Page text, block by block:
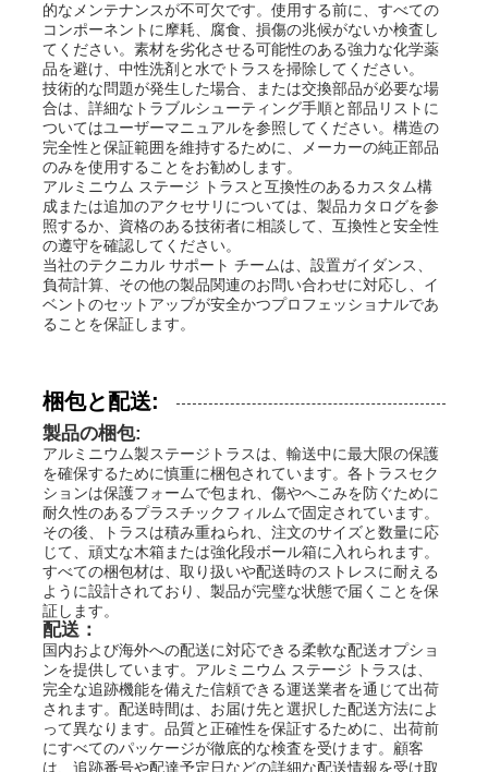
的なメンテナンスが不可欠です。使用する前に、すべての
コンポーネントに摩耗、腐食、損傷の兆候がないか検査し
てください。素材を劣化させる可能性のある強力な化学薬
品を避け、中性洗剤と水でトラスを掃除してください。
技術的な問題が発生した場合、または交換部品が必要な場
合は、詳細なトラブルシューティング手順と部品リストに
ついてはユーザーマニュアルを参照してください。構造の
完全性と保証範囲を維持するために、メーカーの純正部品
のみを使用することをお勧めします。
アルミニウム ステージ トラスと互換性のあるカスタム構
成または追加のアクセサリについては、製品カタログを参
照するか、資格のある技術者に相談して、互換性と安全性
の遵守を確認してください。
当社のテクニカル サポート チームは、設置ガイダンス、
負荷計算、その他の製品関連のお問い合わせに対応し、イ
ベントのセットアップが安全かつプロフェッショナルであ
ることを保証します。
梱包と配送:
製品の梱包:
アルミニウム製ステージトラスは、輸送中に最大限の保護
を確保するために慎重に梱包されています。各トラスセク
ションは保護フォームで包まれ、傷やへこみを防ぐために
耐久性のあるプラスチックフィルムで固定されています。
その後、トラスは積み重ねられ、注文のサイズと数量に応
じて、頑丈な木箱または強化段ボール箱に入れられます。
すべての梱包材は、取り扱いや配送時のストレスに耐える
ように設計されており、製品が完璧な状態で届くことを保
証します。
配送：
国内および海外への配送に対応できる柔軟な配送オプショ
ンを提供しています。アルミニウム ステージ トラスは、
完全な追跡機能を備えた信頼できる運送業者を通じて出荷
されます。配送時間は、お届け先と選択した配送方法によ
って異なります。品質と正確性を保証するために、出荷前
にすべてのパッケージが徹底的な検査を受けます。顧客
は、追跡番号や配達予定日などの詳細な配送情報を受け取